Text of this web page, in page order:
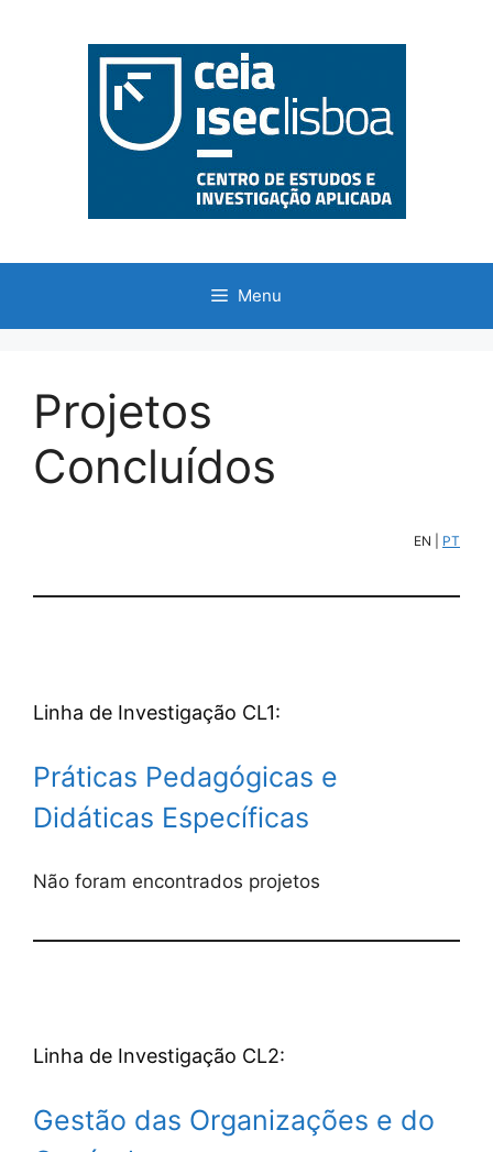
Menu
Projetos
Concluídos
EN | PT
Linha de Investigação CL1:
Práticas Pedagógicas e
Didáticas Específicas
Não foram encontrados projetos
Linha de Investigação CL2:
Gestão das Organizações e do